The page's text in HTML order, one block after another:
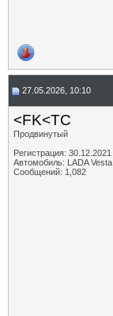
27.05.2026, 10:10
<FK<TC
Продвинутый
Регистрация: 30.12.2021
Автомобиль: LADA Vesta
Сообщений: 1,082